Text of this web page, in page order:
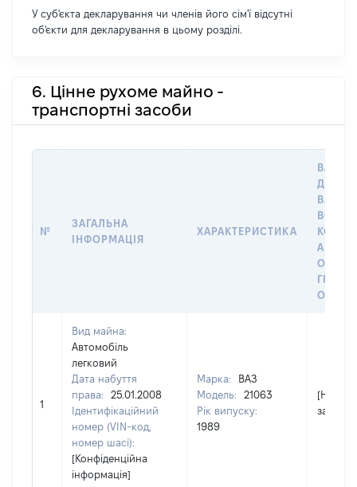
У суб'єкта декларування чи членів його сім'ї відсутні
об'єкти для декларування в цьому розділі.
6. Цінне рухоме майно -
транспортні засоби
№
ЗАГАЛЬНА
ІНФОРМАЦІЯ
ХАРАКТЕРИСТИКА
ДАТУ
АБО
1
Вид майна:
Автомобіль
легковий
Дата набуття
права:
25.01.2008
Ідентифікаційний
номер (VIN-код,
номер шасі):
[Конфіденційна
інформація]
Марка:
ВАЗ
Модель:
21063
Рік випуску:
1989
[Не